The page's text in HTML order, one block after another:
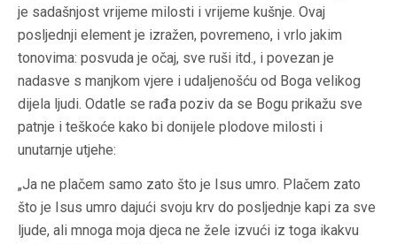
je sadašnjost vrijeme milosti i vrijeme kušnje. Ovaj
posljednji element je izražen, povremeno, i vrlo jakim
tonovima: posvuda je očaj, sve ruši itd., i povezan je
nadasve s manjkom vjere i udaljenošću od Boga velikog
dijela ljudi. Odatle se rađa poziv da se Bogu prikažu sve
patnje i teškoće kako bi donijele plodove milosti i
unutarnje utjehe:
„Ja ne plačem samo zato što je Isus umro. Plačem zato
što je Isus umro dajući svoju krv do posljednje kapi za sve
ljude, ali mnoga moja djeca ne žele izvući iz toga ikakvu